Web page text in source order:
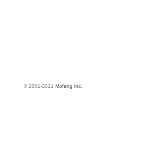
© 2001-2021 Mofang Inc.